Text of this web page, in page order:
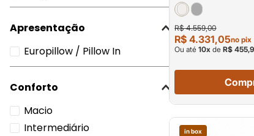
Apresentação
Europillow / Pillow In
Conforto
Macio
Intermediário
R$ 4.559,00
R$ 4.331,05no pix
Ou até10x deR$
in box